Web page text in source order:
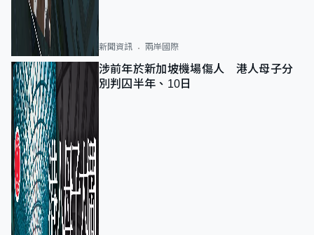
新聞資訊 兩岸國際
涉前年於新加坡機場傷人 港人母子分
別判囚半年、10日